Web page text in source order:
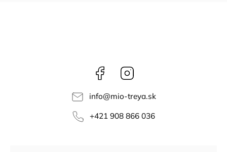
Facebook
info@mio-treya.sk
+421 908 866 036